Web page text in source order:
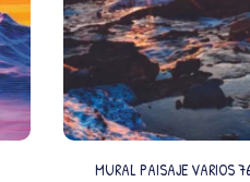
MURAL PAISAJE VARIOS